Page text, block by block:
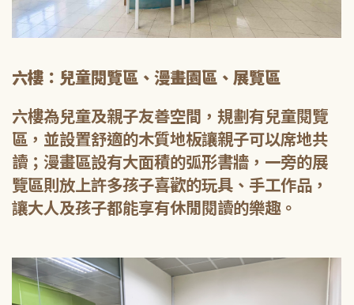
六樓：兒童閱覽區、漫畫園區、展覽區
六樓為兒童及親子友善空間，規劃有兒童閱覽
區，並設置舒適的木質地板讓親子可以席地共
讀；漫畫區設有大面積的弧形書牆，一旁的展
覽區則放上許多孩子喜歡的玩具、手工作品，
讓大人及孩子都能享有休閒閱讀的樂趣。